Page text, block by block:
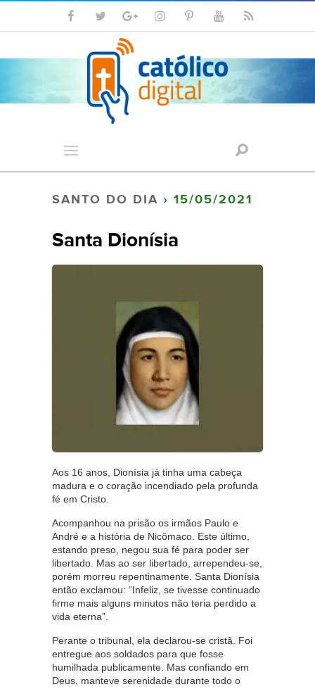
SANTO DO DIA › 15/05/2021
Santa Dionísia
Aos 16 anos, Dionísia já tinha uma cabeça
madura e o coração incendiado pela profunda
fé em Cristo.
Acompanhou na prisão os irmãos Paulo e
André e a história de Nicômaco. Este último,
estando preso, negou sua fé para poder ser
libertado. Mas ao ser libertado, arrependeu-se,
porém morreu repentinamente. Santa Dionísia
então exclamou: “Infeliz, se tivesse continuado
firme mais alguns minutos não teria perdido a
vida eterna”.
Perante o tribunal, ela declarou-se cristã. Foi
entregue aos soldados para que fosse
humilhada publicamente. Mas confiando em
Deus, manteve serenidade durante todo o